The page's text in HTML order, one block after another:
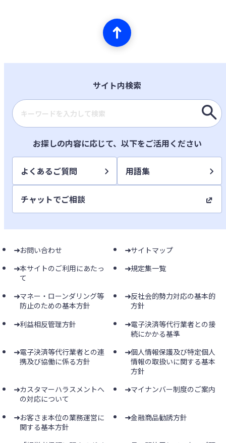
サイト内検索
検索キーワード入力
お探しの内容に応じて、以下をご活用ください
よくあるご質問 用語集
チャットでご相談
お問い合わせ
サイトマップ
本サイトのご利用にあたっ
て
規定集一覧
マネー・ローンダリング等
防止のための基本方針
反社会的勢力対応の基本的
方針
利益相反管理方針
電子決済等代行業者との接
続にかかる基準
電子決済等代行業者との連
携及び協働に係る方針
個人情報保護及び特定個人
情報の取扱いに関する基本
方針
カスタマーハラスメントへ
の対応について
マイナンバー制度のご案内
お客さま本位の業務運営に
関する基本方針
金融商品勧誘方針